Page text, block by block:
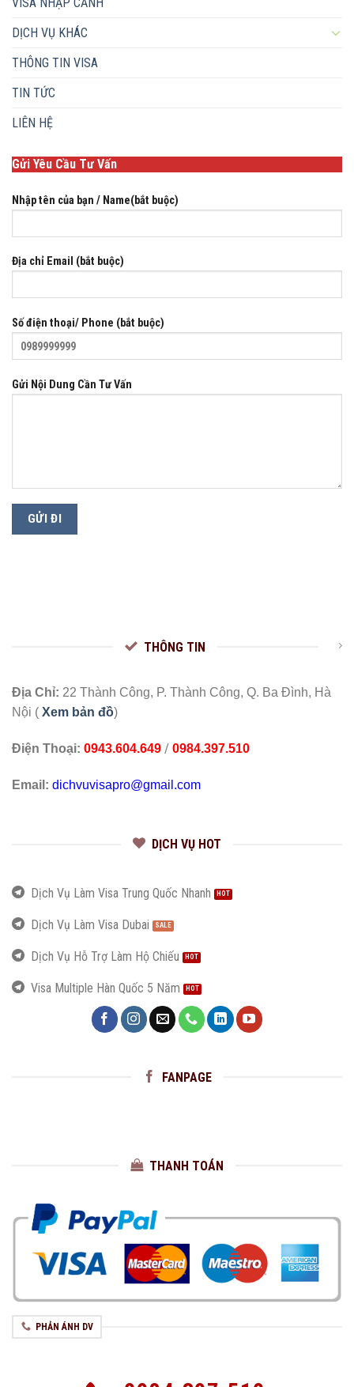
DỊCH VỤ KHÁC
THÔNG TIN VISA
TIN TỨC
LIÊN HỆ
Gửi Yêu Cầu Tư Vấn
Nhập tên của bạn / Name(bắt buộc)
Địa chỉ Email (bắt buộc)
Số điện thoại/ Phone (bắt buộc)
Gửi Nội Dung Cần Tư Vấn
THÔNG TIN
Địa Chỉ: 22 Thành Công, P. Thành Công, Q. Ba Đình, Hà
Nội ( Xem bản đồ)
Điện Thoại: 0943.604.649 / 0984.397.510
Email: dichvuvisapro@gmail.com
DỊCH VỤ HOT
Dịch Vụ Làm Visa Trung Quốc Nhanh
Dịch Vụ Làm Visa Dubai
Dịch Vụ Hỗ Trợ Làm Hộ Chiếu
Visa Multiple Hàn Quốc 5 Năm
FANPAGE
THANH TOÁN
PHẢN ÁNH DV